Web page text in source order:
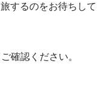
するのをお待ちして
確認ください。